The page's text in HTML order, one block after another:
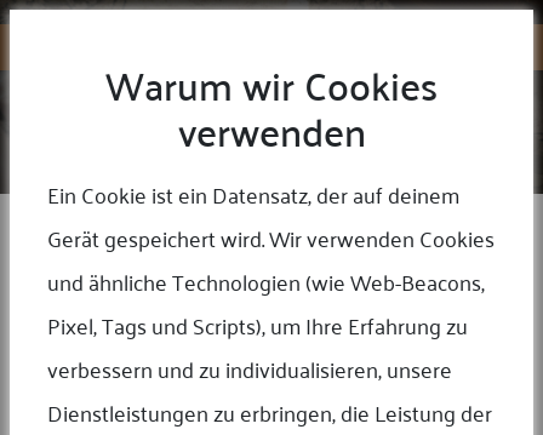
SERVICEDETAILS
Warum wir Cookies
verwenden
Ein Cookie ist ein Datensatz, der auf deinem
Gerät gespeichert wird. Wir verwenden Cookies
und ähnliche Technologien (wie Web-Beacons,
Pixel, Tags und Scripts), um Ihre Erfahrung zu
verbessern und zu individualisieren, unsere
Dienstleistungen zu erbringen, die Leistung der